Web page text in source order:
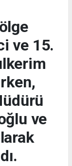
ve 15.
ve